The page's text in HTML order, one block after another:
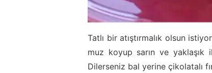
Tatlı bir atıştırmalık olsun
muz koyup sarın ve yaklaşık
Dilerseniz bal yerine çikolatalı